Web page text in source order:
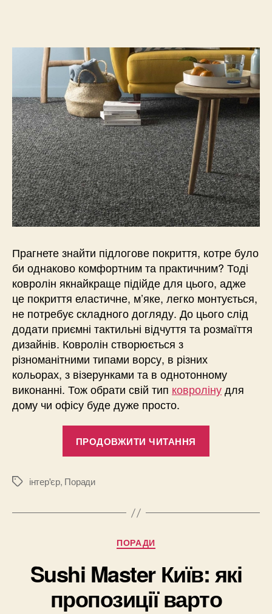
Прагнете знайти підлогове покриття, котре було
би однаково комфортним та практичним? Тоді
ковролін якнайкраще підійде для цього, адже
це покриття еластичне, м’яке, легко монтується,
не потребує складного догляду. До цього слід
додати приємні тактильні відчуття та розмаїття
дизайнів. Ковролін створюється з
різноманітними типами ворсу, в різних
кольорах, з візерунками та в однотонному
виконанні. Тож обрати свій тип ковролінудля
дому чи офісу буде дуже просто.
ПРОДОВЖИТИ ЧИТАННЯ
та
Позначки
інтер'єр, Поради
Категорії
ПОРАДИ
Sushi Master Київ: які
пропозиції варто